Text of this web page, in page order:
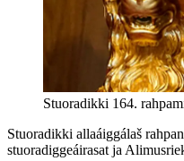
Stuoradikki 164.
Stuoradikki allaáiggálaš
stuoradiggeáirasat ja